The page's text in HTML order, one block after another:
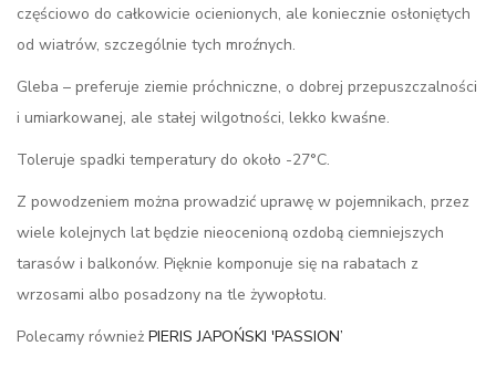
częściowo do całkowicie ocienionych, ale koniecznie osłoniętych
od wiatrów, szczególnie tych mroźnych.
Gleba – preferuje ziemie próchniczne, o dobrej przepuszczalności
i umiarkowanej, ale stałej wilgotności, lekko kwaśne.
Toleruje spadki temperatury do około -27°C.
Z powodzeniem można prowadzić uprawę w pojemnikach, przez
wiele kolejnych lat będzie nieocenioną ozdobą ciemniejszych
tarasów i balkonów. Pięknie komponuje się na rabatach z
wrzosami albo posadzony na tle żywopłotu.
Polecamy również PIERIS JAPOŃSKI 'PASSION’